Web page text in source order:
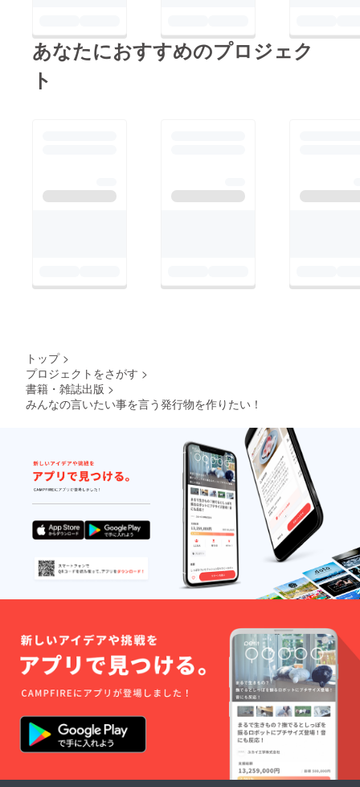
あなたにおすすめのプロジェク
ト
トップ >
プロジェクトをさがす >
書籍・雑誌出版 >
みんなの言いたい事を言う発行物を作りたい！